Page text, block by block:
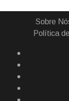
Sobre
Política